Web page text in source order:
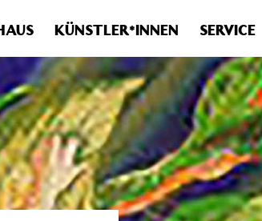
Verwende stattdessen get_permalink(). in
KÜNSTLER*INNEN SERVICE